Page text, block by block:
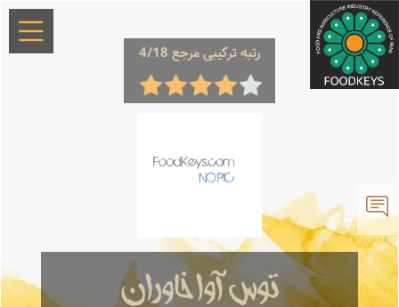
رتبه ترکیبی مرجع 4/18
توس آوا خاوران
×
معرفی
لیست
محصولات